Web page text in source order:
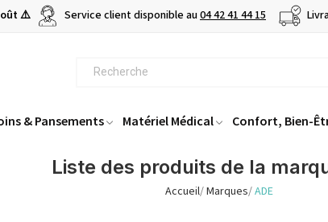
⚠️ Service client disponible au04 42 41 44 15
& Pansements Matériel Médical Confort, Bien-
Liste des produits de la
Accueil Marques ADE